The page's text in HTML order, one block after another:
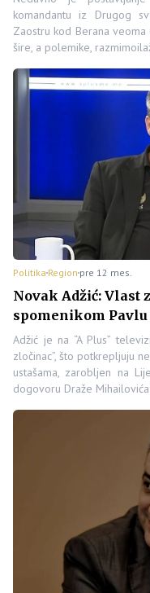
komandantu iz Drugog
Zaostru kod Berana
šire, a polemike,
Politika Region pre 12 mes.
Novak Adžić: Vlast
spomenikom
Adžić je na “A Plus”
zločinac”, što potkrepljuju
ustašama, zarobljen na
dogovoru Draže